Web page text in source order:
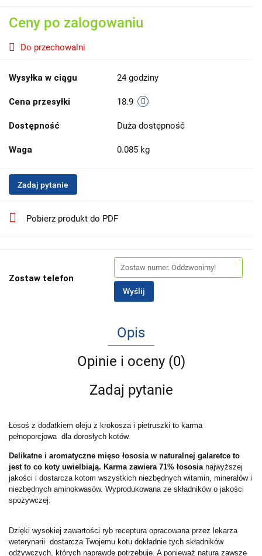
Ceny po zalogowaniu
Do przechowalni
Wysyłka w ciągu 24 godziny
Cena przesyłki 18.9
Dostępność Duża dostępność
Waga 0.085 kg
Zadaj pytanie
Pobierz produkt do PDF
Zostaw telefon
Wyślij
Opis
Opinie i oceny (0)
Zadaj pytanie
Łosoś z dodatkiem oleju z krokosza i pietruszki to karma
pełnoporcjowa dla dorosłych kotów.
Delikatne i aromatyczne mięso łososia w naturalnej galaretce to
jest to co koty uwielbiają. Karma zawiera 71% łososianajwyższej
jakości i dostarcza kotom wszystkich niezbędnych witamin, minerałów i
niezbędnych aminokwasów. Wyprodukowana ze składników o jakości
spożywczej.
Dzięki wysokiej zawartości ryb receptura opracowana przez lekarza
weterynarii dostarcza Twojemu kotu dokładnie tych składników
odżywczych, których naprawdę potrzebuje. A ponieważ natura zawsze